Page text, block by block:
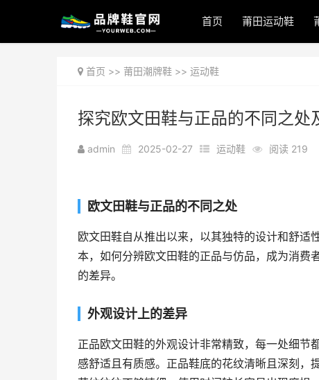
首页 莆田运动鞋
首页 >> 莆田潮牌鞋 >> 运动鞋
探究欧文田鞋与正品的不同之处
admin 2025-02-27 运动鞋 阅读 219
欧文田鞋与正品的不同之处
欧文田鞋自从推出以来，以其独特的设计和舒适
本，如何分辨欧文田鞋的正品与仿品，成为消费
的差异。
外观设计上的差异
正品欧文田鞋的外观设计非常精致，每一处细节
感舒适且有质感。正品鞋底的花纹清晰且深刻，